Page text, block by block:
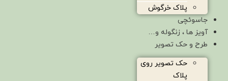
پلاک خرگوش
جاسوئچی
آویز ها ، زنگوله و…
طرح و حک تصویر
حک تصویر روی
پلاک